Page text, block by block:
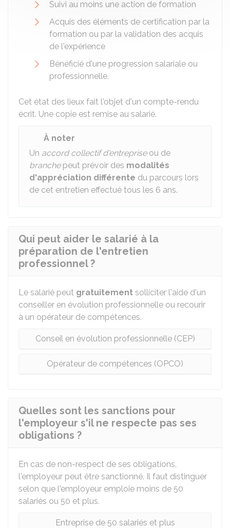
Suivi au moins une action de formation
Acquis des éléments de certification par la
formation ou par la validation des acquis
de l'expérience
Bénéficié d'une progression salariale ou
professionnelle.
Cet état des lieux fait l'objet d'un compte-rendu
écrit. Une copie est remise au salarié.
À noter
Un accord collectif d'entrepriseou de
branchepeut prévoir des modalités
d'appréciation différente du parcours lors
de cet entretien effectué tous les 6 ans.
Qui peut aider le salarié à la
préparation de l'entretien
professionnel ?
Le salarié peut gratuitement solliciter l'aide d'un
conseiller en évolution professionnelle ou recourir
à un opérateur de compétences.
Conseil en évolution professionnelle (CEP)
Opérateur de compétences (OPCO)
Quelles sont les sanctions pour
l'employeur s'il ne respecte pas ses
obligations ?
En cas de non-respect de ses obligations,
l'employeur peut être sanctionné. Il faut distinguer
selon que l'employeur emploie moins de 50
salariés ou 50 et plus.
Entreprise de 50 salariés et plus